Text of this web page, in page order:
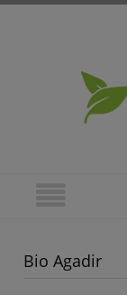
Bio Agadir